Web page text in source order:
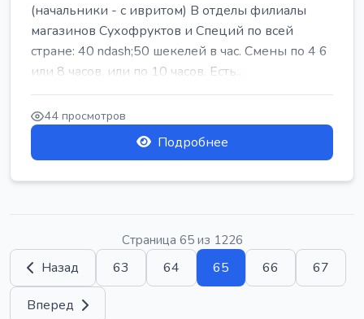
(начальники - с ивритом) В отделы филиалы
магазинов Сухофруктов и Специй по всей
стране: 40 ndash;50 шекелей в час. Смены по 4 6
или 8 часов, или по 10 часов. Есть...
44 просмотров
Подробнее
Страница 65 из 1226
Назад 63 64 65 66 67
Вперед